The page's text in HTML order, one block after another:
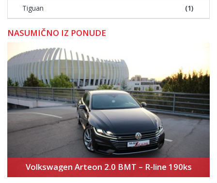
Tiguan (1)
NASUMIČNO IZ PONUDE
Volkswagen Arteon 2.0 BMT – R-line 190ks